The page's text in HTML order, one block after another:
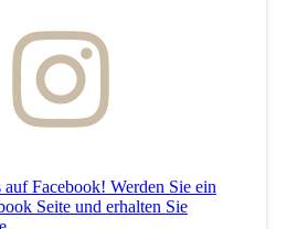
auf Facebook! Werden Sie ein
Seite und erhalten Sie